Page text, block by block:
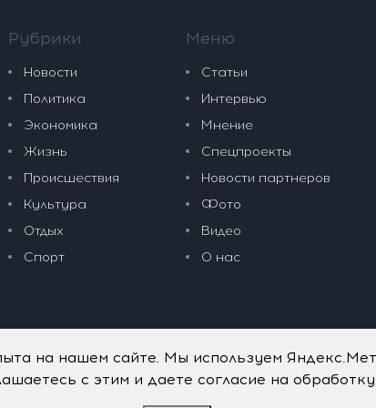
Рубрики
Новости
Политика
Экономика
Жизнь
Происшествия
Культура
Отдых
Спорт
Меню
Статьи
Интервью
Мнение
Спецпроекты
Новости партнеров
Фото
Видео
О нас
на нашем сайте. Мы используем
с этим и даете согласие на